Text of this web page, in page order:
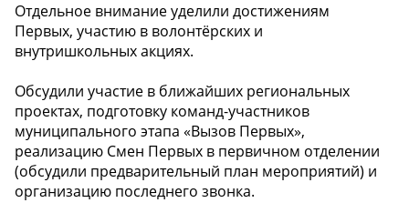
Отдельное внимание уделили достижениям
Первых, участию в волонтёрских и
внутришкольных акциях.
Обсудили участие в ближайших региональных
проектах, подготовку команд-участников
муниципального этапа «Вызов Первых»,
реализацию Смен Первых в первичном отделении
(обсудили предварительный план мероприятий) и
организацию последнего звонка.